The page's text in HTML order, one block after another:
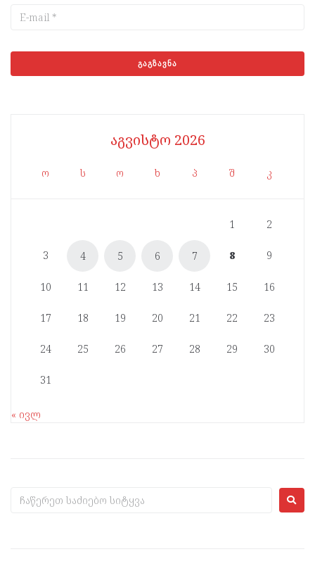
აგვისტო 2026
ო ს ო ხ პ შ კ
1 2
3 4 5 6 7 8 9
10 11 12 13 14 15 16
17 18 19 20 21 22 23
24 25 26 27 28 29 30
31
« ივლ